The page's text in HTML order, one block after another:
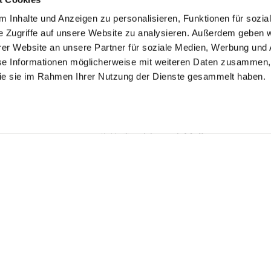
Inhalte und Anzeigen zu personalisieren, Funktionen für
Zugriffe auf unsere Website zu analysieren. Außerdem geben
Website an unsere Partner für soziale Medien, Werbung und
Informationen möglicherweise mit weiteren Daten
sie im Rahmen Ihrer Nutzung der Dienste gesammelt haben.
Arbeitsplatte nach Maß
Bilderrahmen nach Maß
Gardinen & Vorhänge nach Maß
Insektenschutz nach Maß
Plissee nach Maß
Teppiche nach Maß